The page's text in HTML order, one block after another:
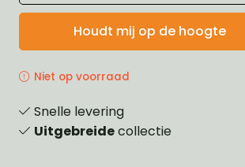
Houdt mij op de hoogte
Niet op voorraad
Snelle levering
Uitgebreidecollectie